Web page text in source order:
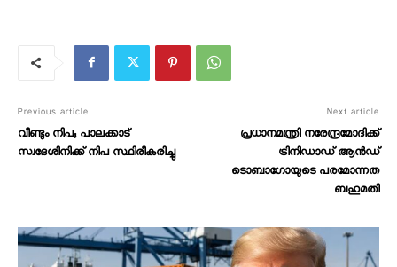
Previous article
വീണ്ടും നിപ; പാലക്കാട്
സ്വദേശിനിക്ക് നിപ സ്ഥിരീകരിച്ചു
Next article
പ്രധാനമന്ത്രി നരേന്ദ്രമോദിക്ക്
ട്രിനിഡാഡ് ആൻഡ്
ടൊബാഗോയുടെ പരമോന്നത
ബഹുമതി